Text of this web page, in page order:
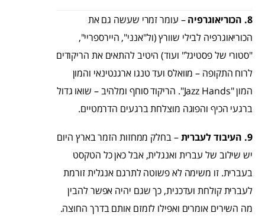
8. הכוריאוגרפיה
– עומר זמרי שעשה גם את
הכוריאוגרפיה לבילי שוורץ (ול"אנני", היירספריי",
"סטורי של פסטיגל" ועוד) היטיב להתאים את הריקודים
לרוח התקופה – מוואלס ועד טנגו ארגנטינאי והמון
המון "Jazz Hands". הריקוד סוחף ומלהיב – שואו גדול
ברגעי הכיף והפוגה מוצלחת ברגעים הדרמטיים.
9. העיבוד לעברית
– בחלק ממחזות הזמר בארץ היום
יש שילוב של עברית ואנגלית, אבל כאן כל הטקסט
בעברית. זו משימה לא פשוטה לתרגם אנגלית זורמת
לעברית קולחת ועדכנית, כך שגם יהיה אפשר להבין
מה השירים אומרים ואפילו לזמזם אותם בדרך החוצה.